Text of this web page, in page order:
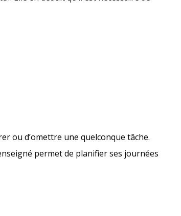
ou d’omettre une quelconque tâche.
permet de planifier ses journées